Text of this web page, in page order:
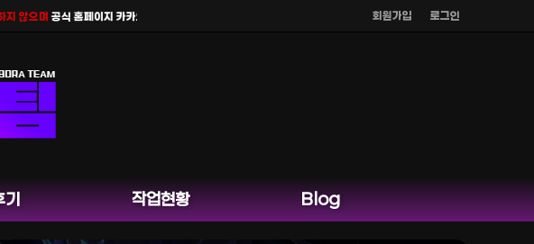
회원가입 로그인
으며공식 홈페이지 카카오톡 외 다른 채팅은 운영하지 않습니다.
기 작업현황 Blog